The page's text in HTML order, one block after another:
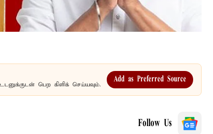
பெற கிளிக் செய்யவும்.
Add as Preferred Source
Follow Us